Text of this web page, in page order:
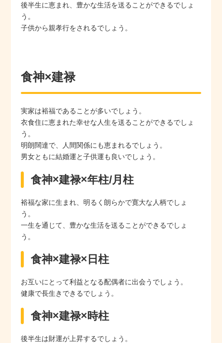
後半生に恵まれ、豊かな生活を送ることができるでしょ
う。
子供から親孝行をされるでしょう。
食神×建禄
実家は裕福であることが多いでしょう。
衣食住に恵まれた幸せな人生を送ることができるでしょ
う。
明朗闊達で、人間関係にも恵まれるでしょう。
男女ともに結婚運と子供運も良いでしょう。
食神×建禄×年柱/月柱
裕福な家に生まれ、明るく朗らかで寛大な人柄でしょ
う。
一生を通じて、豊かな生活を送ることができるでしょ
う。
食神×建禄×日柱
お互いにとって利益となる配偶者に出会うでしょう。
健康で長生きできるでしょう。
食神×建禄×時柱
後半生は財運が上昇するでしょう。